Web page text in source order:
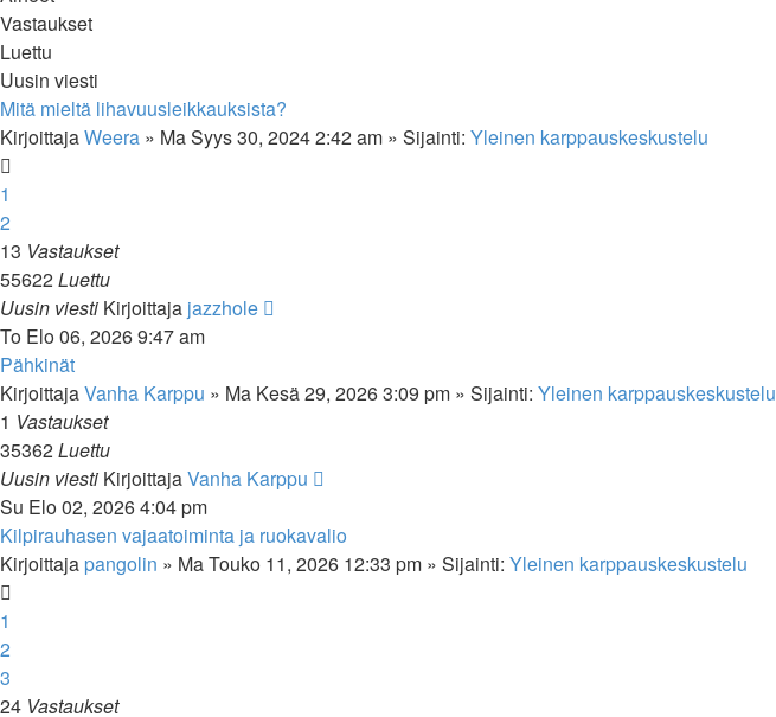
Vastaukset
Luettu
Uusin viesti
Mitä mieltä lihavuusleikkauksista?
KirjoittajaWeera » Ma Syys 30, 2024 2:42 am » Sijainti: Yleinen karppauskeskustelu
1
2
13 Vastaukset
55622Luettu
Uusin viesti Kirjoittaja jazzhole
To Elo 06, 2026 9:47 am
Pähkinät
KirjoittajaVanha Karppu » Ma Kesä 29, 2026 3:09 pm » Sijainti: Yleinen karppauskeskustelu
1 Vastaukset
35362Luettu
Uusin viesti KirjoittajaVanha Karppu
Su Elo 02, 2026 4:04 pm
Kilpirauhasen vajaatoiminta ja ruokavalio
Kirjoittaja pangolin » Ma Touko 11, 2026 12:33 pm » Sijainti: Yleinen karppauskeskustelu
1
2
3
24 Vastaukset